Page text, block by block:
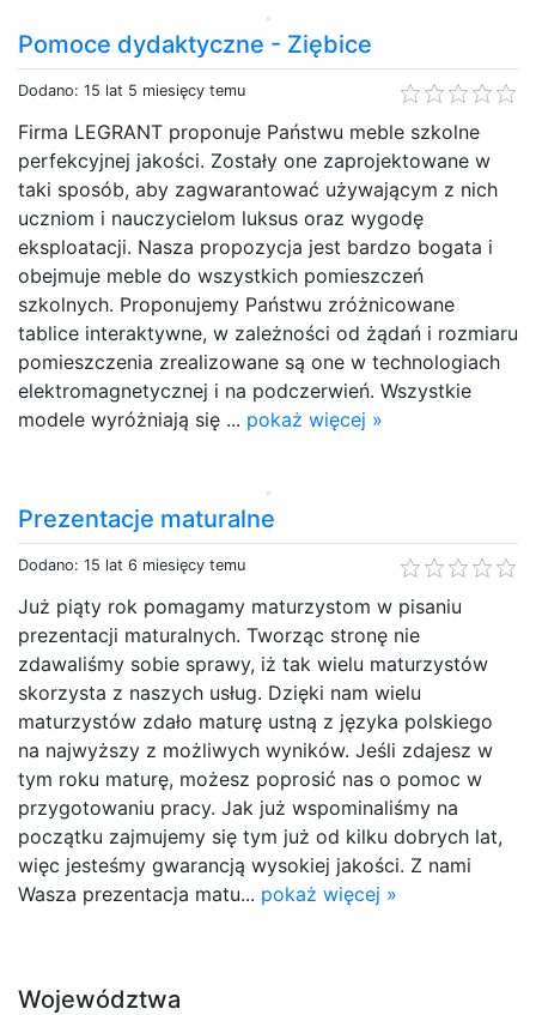
Pomoce dydaktyczne - Ziębice
Dodano: 15 lat 5 miesięcy temu
Firma LEGRANT proponuje Państwu meble szkolne
perfekcyjnej jakości. Zostały one zaprojektowane w
taki sposób, aby zagwarantować używającym z nich
uczniom i nauczycielom luksus oraz wygodę
eksploatacji. Nasza propozycja jest bardzo bogata i
obejmuje meble do wszystkich pomieszczeń
szkolnych. Proponujemy Państwu zróżnicowane
tablice interaktywne, w zależności od żądań i rozmiaru
pomieszczenia zrealizowane są one w technologiach
elektromagnetycznej i na podczerwień. Wszystkie
modele wyróżniają się ... pokaż więcej »
Prezentacje maturalne
Dodano: 15 lat 6 miesięcy temu
Już piąty rok pomagamy maturzystom w pisaniu
prezentacji maturalnych. Tworząc stronę nie
zdawaliśmy sobie sprawy, iż tak wielu maturzystów
skorzysta z naszych usług. Dzięki nam wielu
maturzystów zdało maturę ustną z języka polskiego
na najwyższy z możliwych wyników. Jeśli zdajesz w
tym roku maturę, możesz poprosić nas o pomoc w
przygotowaniu pracy. Jak już wspominaliśmy na
początku zajmujemy się tym już od kilku dobrych lat,
więc jesteśmy gwarancją wysokiej jakości. Z nami
Wasza prezentacja matu... pokaż więcej »
Województwa